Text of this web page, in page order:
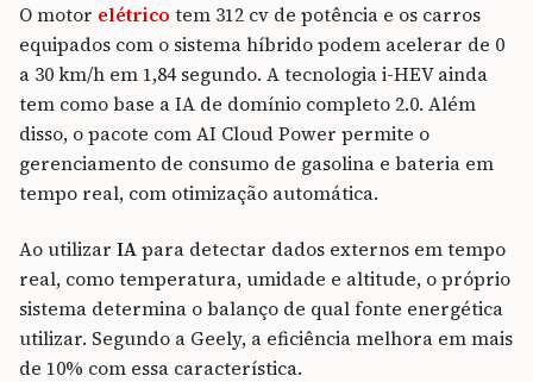
O motor elétrico tem 312 cv de potência e os carros
equipados com o sistema híbrido podem acelerar de 0
a 30 km/h em 1,84 segundo. A tecnologia i-HEV ainda
tem como base a IA de domínio completo 2.0. Além
disso, o pacote com AI Cloud Power permite o
gerenciamento de consumo de gasolina e bateria em
tempo real, com otimização automática.
Ao utilizar IApara detectar dados externos em tempo
real, como temperatura, umidade e altitude, o próprio
sistema determina o balanço de qual fonte energética
utilizar. Segundo a Geely, a eficiência melhora em mais
de 10% com essa característica.